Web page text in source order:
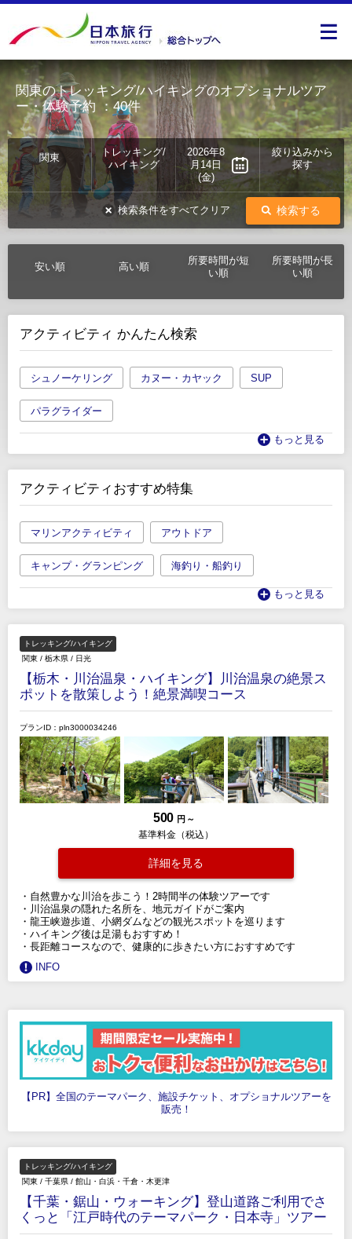
関東のトレッキング/ハイキングのオプショナルツア
ー・体験予約 ：40件
関東
トレッキング/
ハイキング
2026年8
月14日
(金)
絞り込みから
探す
検索する
検索条件をすべてクリア
安い順 高い順
所要時間が短
い順
所要時間が長
い順
アクティビティ かんたん検索
シュノーケリング カヌー・カヤック SUP
パラグライダー
もっと見る
アクティビティおすすめ特集
マリンアクティビティ アウトドア
キャンプ・グランピング 海釣り・船釣り
もっと見る
トレッキング/ハイキング
関東 / 栃木県 / 日光
【栃木・川治温泉・ハイキング】川治温泉の絶景ス
ポットを散策しよう！絶景満喫コース
プランID：pln3000034246
500 円 ～
基準料金（税込）
詳細を見る
・自然豊かな川治を歩こう！2時間半の体験ツアーです
・川治温泉の隠れた名所を、地元ガイドがご案内
・龍王峡遊歩道、小網ダムなどの観光スポットを巡ります
・ハイキング後は足湯もおすすめ！
・長距離コースなので、健康的に歩きたい方におすすめです
INFO
【PR】全国のテーマパーク、施設チケット、オプショナルツアーを
販売！
トレッキング/ハイキング
関東 / 千葉県 / 館山・白浜・千倉・木更津
【千葉・鋸山・ウォーキング】登山道路ご利用でさ
くっと「江戸時代のテーマパーク・日本寺」ツアー